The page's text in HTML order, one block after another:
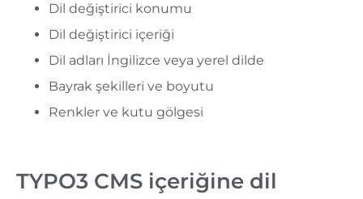
Dil değiştirici konumu
Dil değiştirici içeriği
Dil adları İngilizce veya yerel dilde
Bayrak şekilleri ve boyutu
Renkler ve kutu gölgesi
TYPO3 CMS içeriğine dil